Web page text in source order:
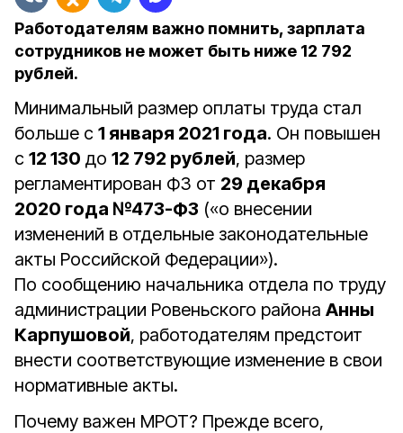
Работодателям важно помнить, зарплата
сотрудников не может быть ниже 12 792
рублей.
Минимальный размер оплаты труда стал
больше с 1 января 2021 года. Он повышен
с 12 130 до 12 792 рублей, размер
регламентирован ФЗ от 29 декабря
2020 года №473-ФЗ («о внесении
изменений в отдельные законодательные
акты Российской Федерации»).
По сообщению начальника отдела по труду
администрации Ровеньского района Анны
Карпушовой, работодателям предстоит
внести соответствующие изменение в свои
нормативные акты.
Почему важен МРОТ? Прежде всего,